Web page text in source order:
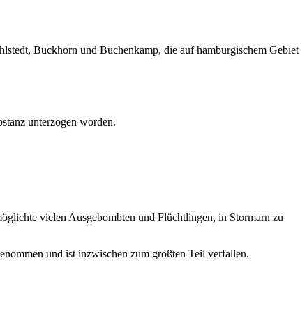
Buckhorn und Buchenkamp, die auf hamburgischem Gebiet
unterzogen worden.
vielen Ausgebombten und Flüchtlingen, in Stormarn zu
und ist inzwischen zum größten Teil verfallen.